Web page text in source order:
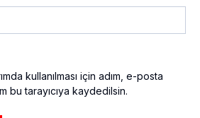
kullanılması için adım, e-posta
bu tarayıcıya kaydedilsin.